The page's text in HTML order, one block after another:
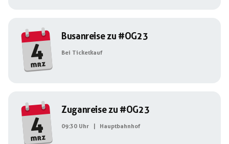
mrz
4
Busanreise zu #OG23
Bei Ticketkauf
mrz
4
Zuganreise zu #OG23
09:30 Uhr | Hauptbahnhof